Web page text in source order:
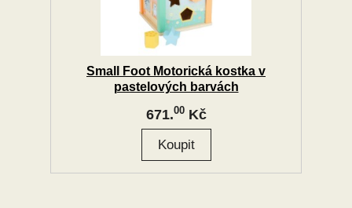
Small Foot Motorická kostka v
pastelových barvách
671.00Kč